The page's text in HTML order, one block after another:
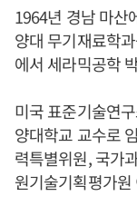
1964년 경남 마산
양대 무기재료학
에서 세라믹공학
미국 표준기술연
양대학교 교수로
력특별위원, 국가
원기술기획평가